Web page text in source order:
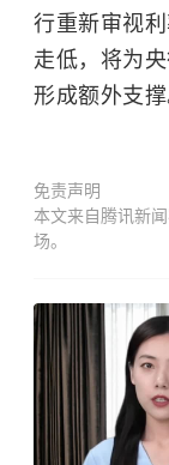
行重新审视
走低，将为
形成额外支撑
免责声明
本文来自腾讯新
场。